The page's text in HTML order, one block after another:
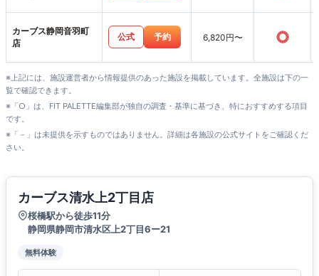
カーブス静岡音羽町
店
公式 予約 6,820円〜 ○
※上記には、施設運営者から情報提供のあった施設を掲載しています。全施設は下の一
覧で確認できます。
※「○」は、FIT PALETTE編集部が独自の調査・基準に基づき、特におすすめする項目
です。
※「－」は未提供を示すものではありません。詳細は各施設の公式サイトをご確認くだ
さい。
カーブス清水上2丁目店
桜橋駅から徒歩11分
静岡県静岡市清水区上2丁目6ー21
無料体験